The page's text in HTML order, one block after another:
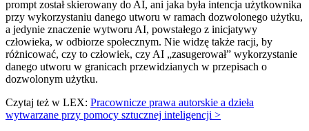
prompt został skierowany do AI, ani jaka była intencja użytkownika
przy wykorzystaniu danego utworu w ramach dozwolonego użytku,
a jedynie znaczenie wytworu AI, powstałego z inicjatywy
człowieka, w odbiorze społecznym. Nie widzę także racji, by
różnicować, czy to człowiek, czy AI „zasugerował” wykorzystanie
danego utworu w granicach przewidzianych w przepisach o
dozwolonym użytku.
Czytaj też w LEX: Pracownicze prawa autorskie a dzieła
wytwarzane przy pomocy sztucznej inteligencji >